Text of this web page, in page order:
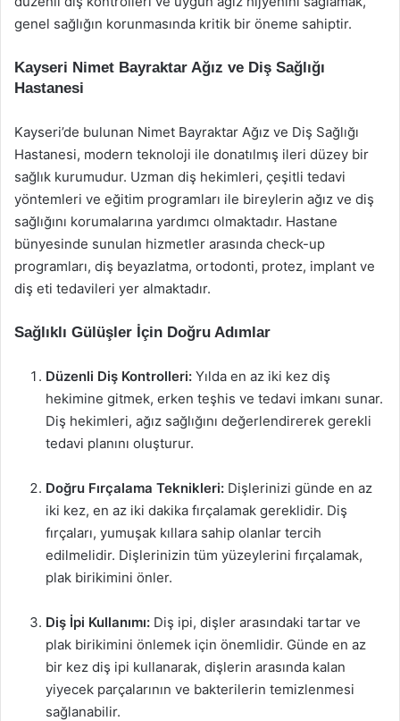
genel sağlığın korunmasında kritik bir öneme sahiptir.
Kayseri Nimet Bayraktar Ağız ve Diş Sağlığı
Hastanesi
Kayseri’de bulunan Nimet Bayraktar Ağız ve Diş Sağlığı
Hastanesi, modern teknoloji ile donatılmış ileri düzey bir
sağlık kurumudur. Uzman diş hekimleri, çeşitli tedavi
yöntemleri ve eğitim programları ile bireylerin ağız ve diş
sağlığını korumalarına yardımcı olmaktadır. Hastane
bünyesinde sunulan hizmetler arasında check-up
programları, diş beyazlatma, ortodonti, protez, implant ve
diş eti tedavileri yer almaktadır.
Sağlıklı Gülüşler İçin Doğru Adımlar
Düzenli Diş Kontrolleri: Yılda en az iki kez diş
hekimine gitmek, erken teşhis ve tedavi imkanı sunar.
Diş hekimleri, ağız sağlığını değerlendirerek gerekli
tedavi planını oluşturur.
Doğru Fırçalama Teknikleri: Dişlerinizi günde en az
iki kez, en az iki dakika fırçalamak gereklidir. Diş
fırçaları, yumuşak kıllara sahip olanlar tercih
edilmelidir. Dişlerinizin tüm yüzeylerini fırçalamak,
plak birikimini önler.
Diş İpi Kullanımı: Diş ipi, dişler arasındaki tartar ve
plak birikimini önlemek için önemlidir. Günde en az
bir kez diş ipi kullanarak, dişlerin arasında kalan
yiyecek parçalarının ve bakterilerin temizlenmesi
sağlanabilir.